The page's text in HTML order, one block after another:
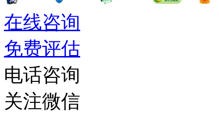
在线咨询
免费评估
电话咨询
关注微信